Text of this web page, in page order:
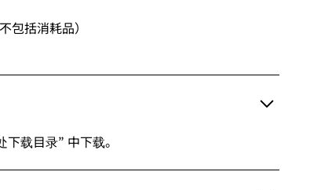
包括消耗品）
载目录” 中下载。